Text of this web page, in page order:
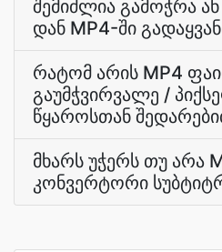
შემიძლია გამოჭრა
დან MP4-ში
რატომ არის MP4
გაუმჭვირვალე /
წყაროსთან
მხარს უჭერს თუ არა
კონვერტორი